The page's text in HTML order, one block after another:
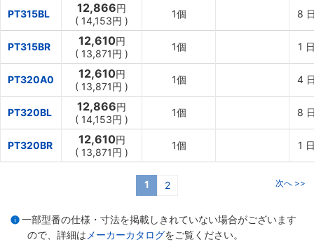
PT315BL 12,866円
( 14,153円 )
1個 8
PT315BR 12,610円
( 13,871円 )
1個 1
PT320A0 12,610円
( 13,871円 )
1個 4
PT320BL 12,866円
( 14,153円 )
1個 8
PT320BR 12,610円
( 13,871円 )
1個 1
1 2 次へ >>
一部型番の仕様・寸法を掲載しきれていない場合がございます
ので、詳細は メーカーカタログをご覧ください。